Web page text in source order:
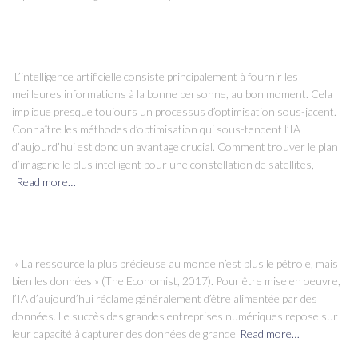
L’intelligence artificielle consiste principalement à fournir les
meilleures informations à la bonne personne, au bon moment. Cela
implique presque toujours un processus d’optimisation sous-jacent.
Connaître les méthodes d’optimisation qui sous-tendent l’IA
d’aujourd’hui est donc un avantage crucial. Comment trouver le plan
d’imagerie le plus intelligent pour une constellation de satellites,
Read more…
« La ressource la plus précieuse au monde n’est plus le pétrole, mais
bien les données » (The Economist, 2017). Pour être mise en oeuvre,
l’IA d’aujourd’hui réclame généralement d’être alimentée par des
données. Le succès des grandes entreprises numériques repose sur
leur capacité à capturer des données de grande Read more…